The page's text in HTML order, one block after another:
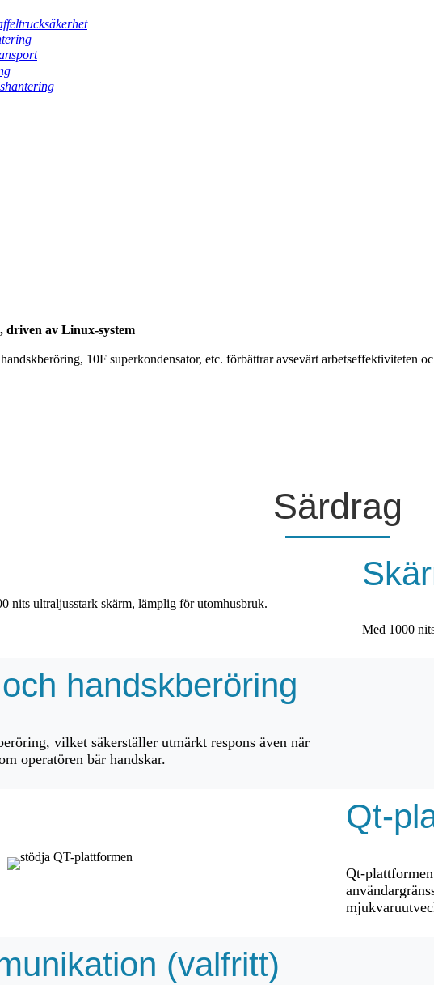
driven av Linux-system
10F superkondensator, etc. förbättrar avsevärt arbetseffektiviteten
Särdrag
Med 1000
handskberöring
vilket säkerställer utmärkt respons även när
operatören bär handskar.
Qt-
Qt-
(valfritt)